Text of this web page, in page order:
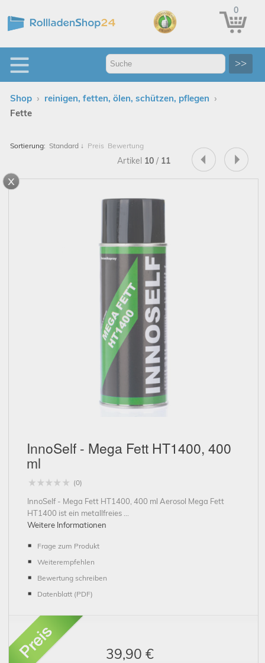
0
>>
Schließen
Shop › reinigen, fetten, ölen, schützen, pflegen ›
Fette
Sortierung: Standard ↓ Preis Bewertung
Artikel 10 / 11
InnoSelf - Mega Fett HT1400, 400
ml
(0)
InnoSelf - Mega Fett HT1400, 400 ml Aerosol Mega Fett
HT1400 ist ein metallfreies ...
Weitere Informationen
Frage zum Produkt
Weiterempfehlen
Bewertung schreiben
Datenblatt (PDF)
39,90 €
x